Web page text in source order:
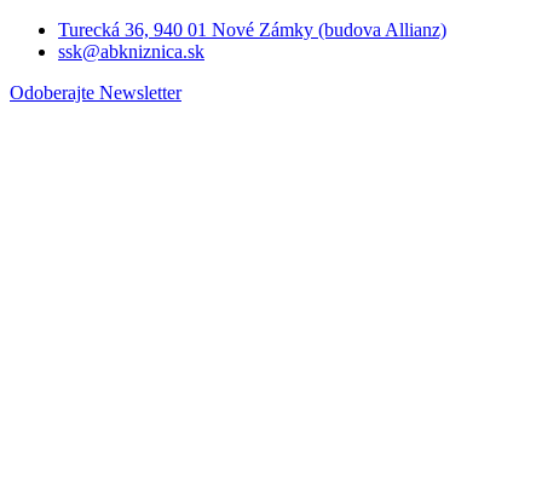
Turecká 36, 940 01 Nové Zámky (budova Allianz)
ssk@abkniznica.sk
Odoberajte Newsletter